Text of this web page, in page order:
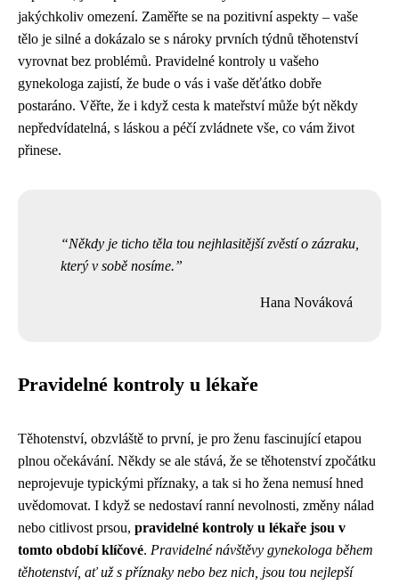
jakýchkoliv omezení. Zaměřte se na pozitivní aspekty – vaše
tělo je silné a dokázalo se s nároky prvních týdnů těhotenství
vyrovnat bez problémů. Pravidelné kontroly u vašeho
gynekologa zajistí, že bude o vás i vaše děťátko dobře
postaráno. Věřte, že i když cesta k mateřství může být někdy
nepředvídatelná, s láskou a péčí zvládnete vše, co vám život
přinese.
Někdy je ticho těla tou nejhlasitější zvěstí o zázraku,
který v sobě nosíme.
Hana Nováková
Pravidelné kontroly u lékaře
Těhotenství, obzvláště to první, je pro ženu fascinující etapou
plnou očekávání. Někdy se ale stává, že se těhotenství zpočátku
neprojevuje typickými příznaky, a tak si ho žena nemusí hned
uvědomovat. I když se nedostaví ranní nevolnosti, změny nálad
nebo citlivost prsou, pravidelné kontroly u lékaře jsou v
tomto období klíčové. Pravidelné návštěvy gynekologa během
těhotenství, ať už s příznaky nebo bez nich, jsou tou nejlepší